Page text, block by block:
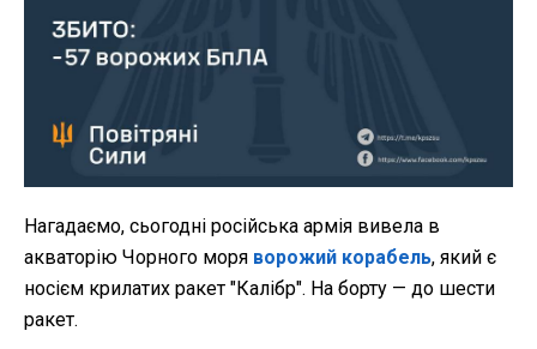
Нагадаємо, сьогодні російська армія вивела в
акваторію Чорного моря ворожий корабель, який є
носієм крилатих ракет "Калібр". На борту — до шести
ракет.